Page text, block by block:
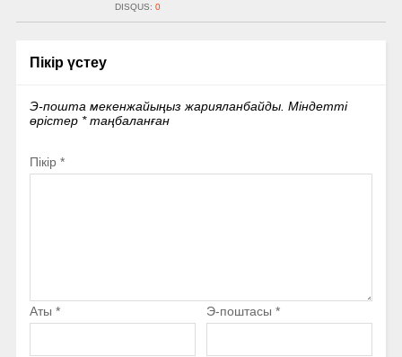
DISQUS: 0
Пікір үстеу
Э-пошта мекенжайыңыз жарияланбайды. Міндетті
өрістер *таңбаланған
Пікір *
Аты * Э-поштасы *